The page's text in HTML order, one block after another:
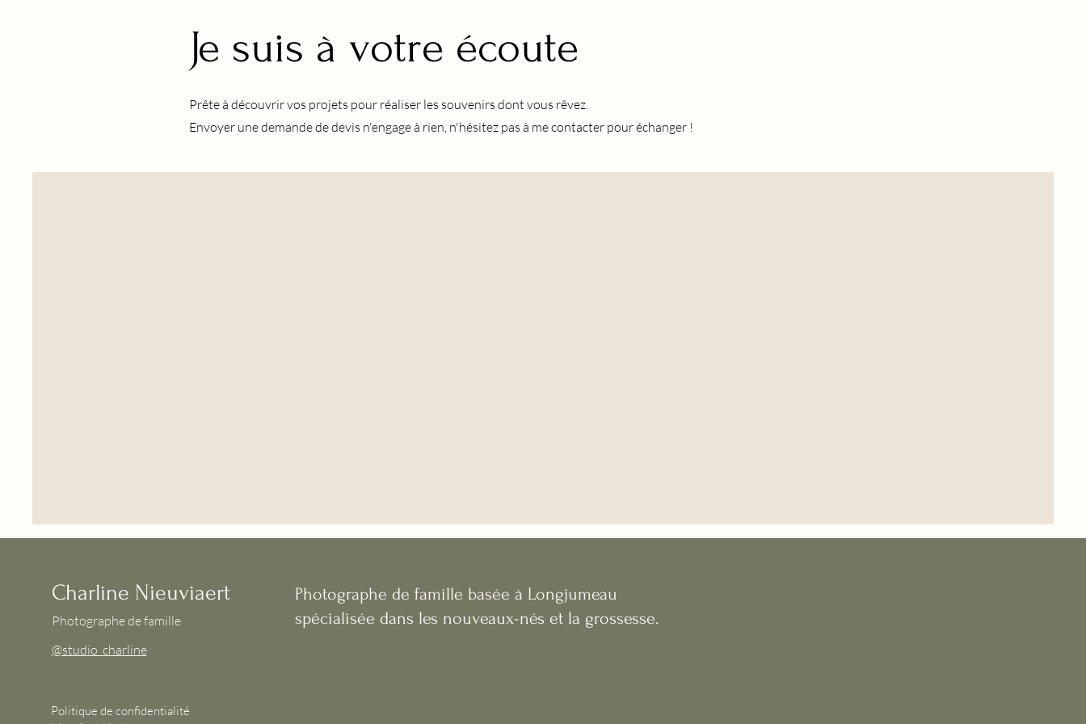
Je suis à votre écoute
Prête à découvrir vos projets pour réaliser les souvenirs dont vous rêvez.
Envoyer une demande de devis n'engage à rien, n'hésitez pas à me contacter pour échanger !
Charline Nieuviaert
Photographe de famille
@studio_charline
Politique de confidentialité
Photographe de famille basée à Longjumeau
spécialisée dans les nouveaux-nés et la grossesse.